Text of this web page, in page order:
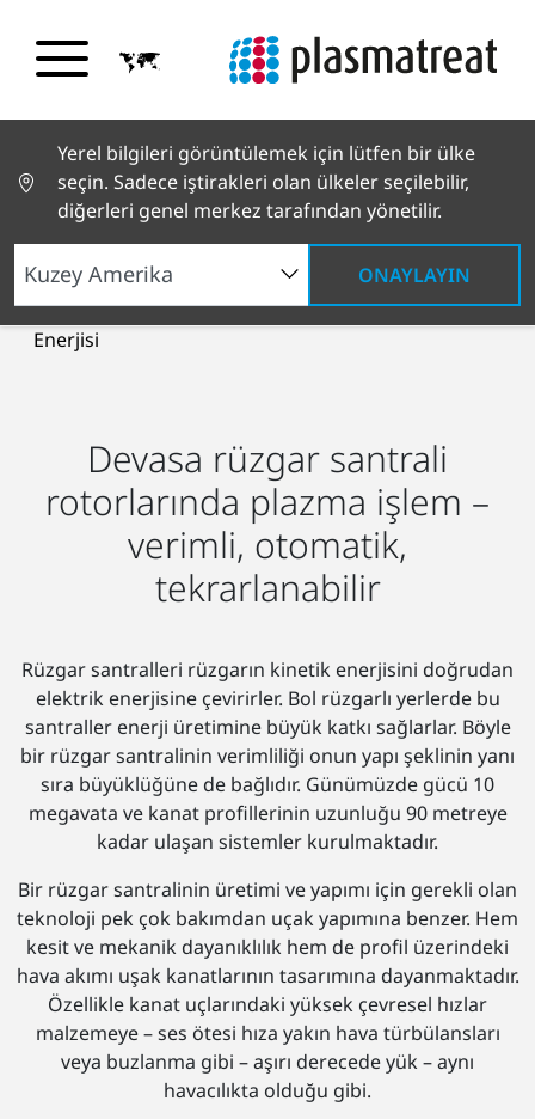
Yerel bilgileri görüntülemek için lütfen bir ülke
seçin. Sadece iştirakleri olan ülkeler seçilebilir,
diğerleri genel merkez tarafından yönetilir.
ONAYLAYIN
Endüstriyel Çözümler
Yeni Enerjiler
Rüzgar
Enerjisi
Devasa rüzgar santrali
rotorlarında plazma işlem –
verimli, otomatik,
tekrarlanabilir
Rüzgar santralleri rüzgarın kinetik enerjisini doğrudan
elektrik enerjisine çevirirler. Bol rüzgarlı yerlerde bu
santraller enerji üretimine büyük katkı sağlarlar. Böyle
bir rüzgar santralinin verimliliği onun yapı şeklinin yanı
sıra büyüklüğüne de bağlıdır. Günümüzde gücü 10
megavata ve kanat profillerinin uzunluğu 90 metreye
kadar ulaşan sistemler kurulmaktadır.
Bir rüzgar santralinin üretimi ve yapımı için gerekli olan
teknoloji pek çok bakımdan uçak yapımına benzer. Hem
kesit ve mekanik dayanıklılık hem de profil üzerindeki
hava akımı uşak kanatlarının tasarımına dayanmaktadır.
Özellikle kanat uçlarındaki yüksek çevresel hızlar
malzemeye – ses ötesi hıza yakın hava türbülansları
veya buzlanma gibi – aşırı derecede yük – aynı
havacılıkta olduğu gibi.